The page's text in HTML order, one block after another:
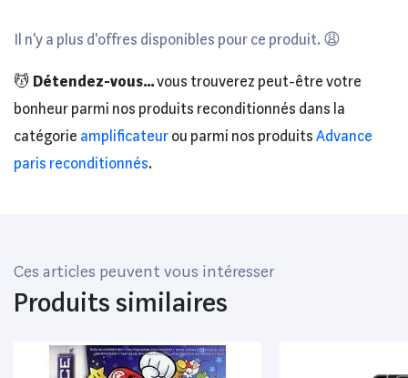
Il n'y a plus d'offres disponibles pour ce produit. 😩
💆 Détendez-vous...vous trouverez peut-être votre
bonheur parmi nos produits reconditionnés dans la
catégorie amplificateur ou parmi nos produits Advance
paris reconditionnés.
Ces articles peuvent vous intéresser
Produits similaires